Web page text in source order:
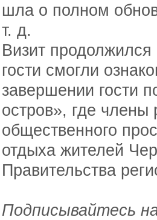
шла о полном
т. д.
Визит продолжился
гости смогли
завершении гости
остров», где
общественного
отдыха жителей
Правительства
Подписывайтесь